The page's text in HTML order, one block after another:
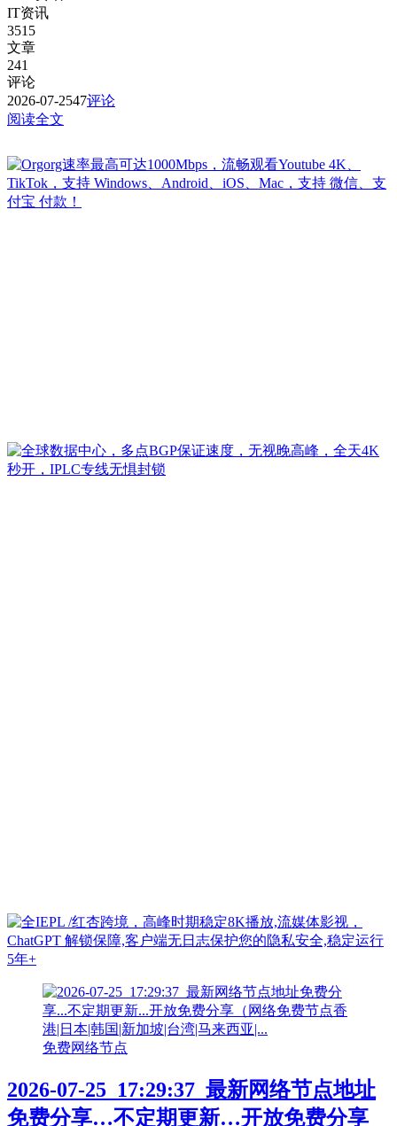
IT资讯
3515
文章
241
评论
2026-07-2547评论
阅读全文
免费网络节点
2026-07-25_17:29:37_最新网络节点地址
免费分享…不定期更新…开放免费分享